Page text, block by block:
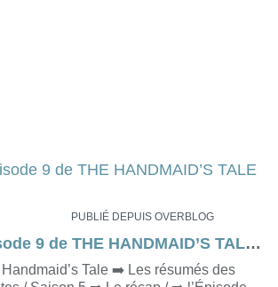
PUBLIÉ DEPUIS OVERBLOG
Saison 5 - Épisode 9 de THE HANDMAID’S TALE (Allegiance)
Tale ➡️ Les résumés des